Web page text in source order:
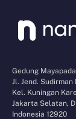
Gedung
Jl. Jend. Sudirman
Kel. Kuningan
Jakarta Selatan,
Indonesia 12920